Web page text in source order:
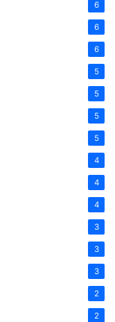
6
6
6
5
5
5
5
4
4
4
3
3
3
2
2